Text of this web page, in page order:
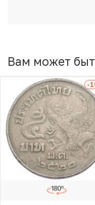
Вам может
-